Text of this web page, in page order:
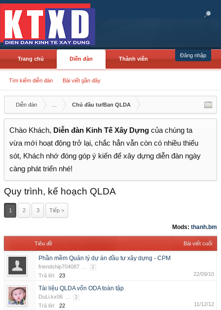
Đăng nhập
Trang chủ Diễn đàn
Tìm kiếm diễn đàn Bài viết gần đây
Thành viên
Diễn đàn Chủ đầu tư/Ban QLDA
Chào Khách, Diễn đàn Kinh Tế Xây Dựng của chúng ta
vừa mới hoạt động trở lại, chắc hẳn vẫn còn có nhiều thiếu
sót, Khách nhớ đóng góp ý kiến để xây dựng diễn đàn ngày
càng phát triển nhé!
Quy trình, kế hoạch QLDA
1 2 3 Tiếp >
Mods: thanh.bm
Tiêu đề Bài viết cuối
Phần mềm Quản lý dự án đầu tư xây dựng - CPM
friendship704087 ... 2
Trả lời: 23 22/09/10
Tài liệu QLDA vốn ODA toàn tập
DuLi.kx06 ... 2
Trả lời: 22 11/12/12